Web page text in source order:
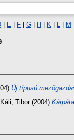
E F G H K L M
.
Új típusú
Káli, Tibor(2004)